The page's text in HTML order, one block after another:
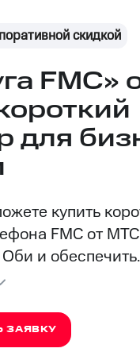
скидкой
FMC»
для
купить
FMC от
и обеспечить
быстрой связью
платформе и
ЗАЯВКУ